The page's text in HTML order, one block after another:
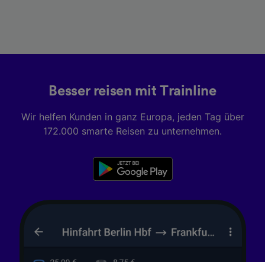
Besser reisen mit Trainline
Wir helfen Kunden in ganz Europa, jeden Tag über
172.000 smarte Reisen zu unternehmen.